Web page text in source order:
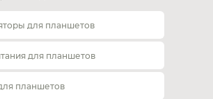
для планшетов
для планшетов
планшетов